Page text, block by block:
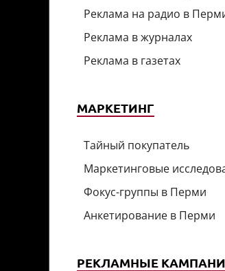
Реклама на радио в
Реклама в журналах
Реклама в газетах
МАРКЕТИНГ
Тайный покупатель
Маркетинговые
Фокус-группы в Перми
Анкетирование в Перми
РЕКЛАМНЫЕ